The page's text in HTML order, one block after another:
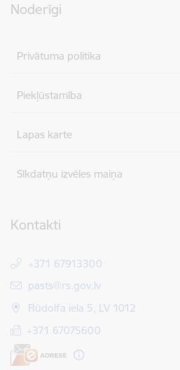
Noderīgi
Privātuma politika
Piekļūstamība
Lapas karte
Sīkdatņu izvēles maiņa
Kontakti
+371 67913300
E-pasts:
pasts@rs.gov.lv
Rūdolfa iela 5, LV 1012
+371 67075600